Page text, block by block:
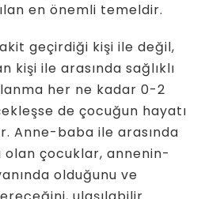
en önemli temeldir.
geçirdiği kişi ile değil,
kişi ile arasında sağlıklı
her ne kadar 0-2
de çocuğun hayatı
Anne-baba ile arasında
çocuklar, annenin-
olduğunu ve